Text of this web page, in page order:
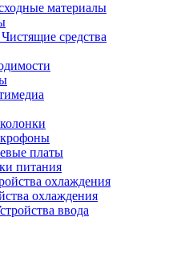
материалы
Чистящие средства
платы
питания
охлаждения
ввода